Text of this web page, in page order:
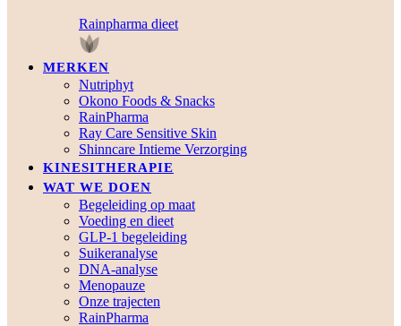
Rainpharma dieet
MERKEN
Nutriphyt
Okono Foods & Snacks
RainPharma
Ray Care Sensitive Skin
Shinncare Intieme Verzorging
KINESITHERAPIE
WAT WE DOEN
Begeleiding op maat
Voeding en dieet
GLP-1 begeleiding
Suikeranalyse
DNA-analyse
Menopauze
Onze trajecten
RainPharma